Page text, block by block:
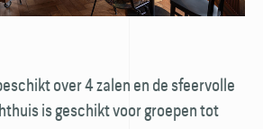
over 4 zalen en de sfeervolle
is geschikt voor groepen tot